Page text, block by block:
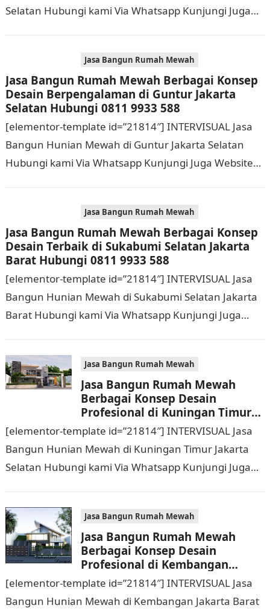
Selatan Hubungi kami Via Whatsapp Kunjungi Juga
Jasa Bangun Rumah Mewah
Jasa Bangun Rumah Mewah Berbagai Konsep
Desain Berpengalaman di Guntur Jakarta
Selatan Hubungi 0811 9933 588
[elementor-template id=”21814″] INTERVISUAL Jasa
Bangun Hunian Mewah di Guntur Jakarta Selatan
Hubungi kami Via Whatsapp Kunjungi Juga Website
Jasa Bangun Rumah Mewah
Jasa Bangun Rumah Mewah Berbagai Konsep
Desain Terbaik di Sukabumi Selatan Jakarta
Barat Hubungi 0811 9933 588
[elementor-template id=”21814″] INTERVISUAL Jasa
Bangun Hunian Mewah di Sukabumi Selatan Jakarta
Barat Hubungi kami Via Whatsapp Kunjungi Juga
Jasa Bangun Rumah Mewah
Jasa Bangun Rumah Mewah
Berbagai Konsep Desain
Profesional di Kuningan Timur
Jakarta Selatan Hubungi 0811
9933 588
[elementor-template id=”21814″] INTERVISUAL Jasa
Bangun Hunian Mewah di Kuningan Timur Jakarta
Selatan Hubungi kami Via Whatsapp Kunjungi Juga
Jasa Bangun Rumah Mewah
Jasa Bangun Rumah Mewah
Berbagai Konsep Desain
Profesional di Kembangan
Jakarta Barat Hubungi 0811
9933 588
[elementor-template id=”21814″] INTERVISUAL Jasa
Bangun Hunian Mewah di Kembangan Jakarta Barat